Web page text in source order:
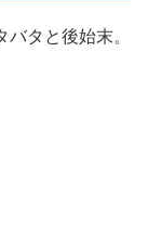
タと後始末。